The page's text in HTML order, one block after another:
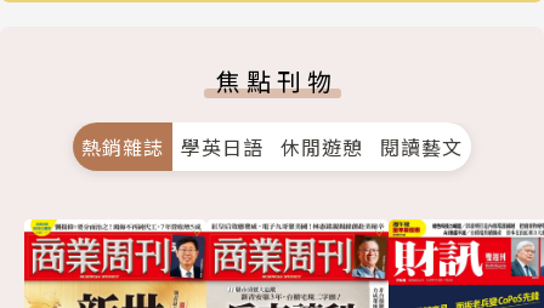
焦點刊物
熱銷雜誌 學英日語 休閒遊憩 閱讀藝文